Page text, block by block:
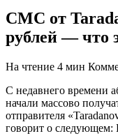
СМС от
рублей — что
На чтение 4 мин
С недавнего времени
начали массово
отправителя
говорит о следующем: